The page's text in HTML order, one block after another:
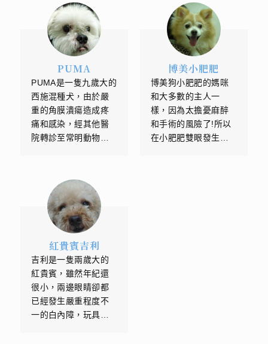
先退化，所以主人可能
會注意到當燈光昏暗
時，狗狗可能會不敢移
後似乎又恢復正常。
PUMA
PUMA是一隻九歲大的
西施混種犬，由於嚴
重的角膜潰瘍造成疼
痛和感染，經其他醫
院轉診至常明動物醫
的恢復情況良好。血
液循環正常的結膜瓣
覆蓋著PUMA的眼球，
此時可愛的小PUMA已
經不會感覺疼痛，也
沒有結膜紅腫及黃綠
色的分泌物產生，表
示角膜正在按照預定
的速度修復中。五個
禮拜後拆除用來修補
傷口的結膜瓣之後，
博美小肥肥
博美狗小肥肥的媽咪
和大多數的主人一
樣，因為太擔憂麻醉
和手術的風險了!所以
在小肥肥雙眼發生白
紅貴賓吉利
吉利是一隻兩歲大的
紅貴賓，雖然年紀還
很小，兩邊眼睛卻都
已經發生嚴重程度不
一的白內障，玩具型